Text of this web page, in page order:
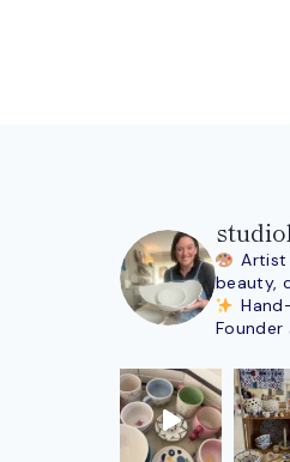
Artist
beauty,
Founder